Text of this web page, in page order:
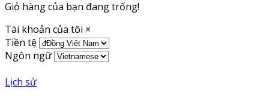
Giỏ hàng của bạn đang trống!
Tài khoản của tôi ×
Tiền tệ
Ngôn ngữ
Lịch sử